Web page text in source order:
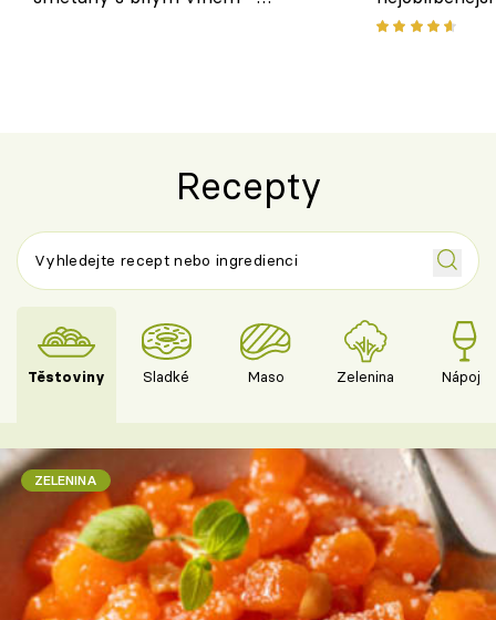
Recepty
Těstoviny Sladké Maso Zelenina Nápoje
ZELENINA